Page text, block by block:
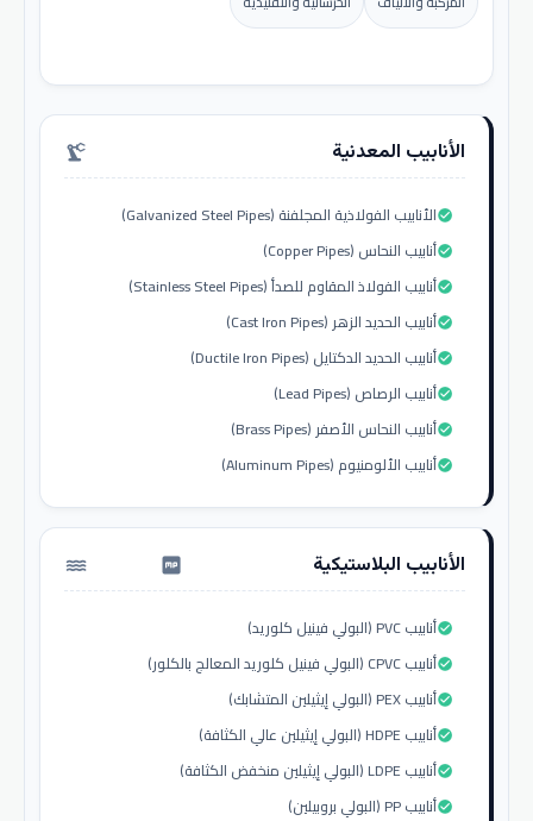
الأنابيب المعدنية precision_manufacturing
الأنابيب الفولاذية المجلفنة (Galvanized Steel Pipes)check_circle
أنابيب النحاس (Copper Pipes)check_circle
أنابيب الفولاذ المقاوم للصدأ (Stainless Steel Pipes)check_circle
أنابيب الحديد الزهر (Cast Iron Pipes)check_circle
أنابيب الحديد الدكتايل (Ductile Iron Pipes)check_circle
أنابيب الرصاص (Lead Pipes)check_circle
أنابيب النحاس الأصفر (Brass Pipes)check_circle
أنابيب الألومنيوم (Aluminum Pipes)check_circle
الأنابيب البلاستيكية water_pump
أنابيب PVC (البولي فينيل كلوريد)check_circle
أنابيب CPVC (البولي فينيل كلوريد المعالج بالكلور)check_circle
أنابيب PEX (البولي إيثيلين المتشابك)check_circle
أنابيب HDPE (البولي إيثيلين عالي الكثافة)check_circle
أنابيب LDPE (البولي إيثيلين منخفض الكثافة)check_circle
أنابيب PP (البولي بروبيلين)check_circle